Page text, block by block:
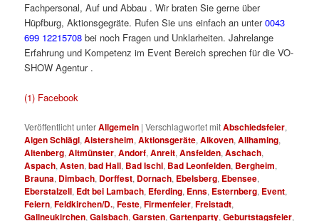
Fachpersonal, Auf und Abbau . Wir braten Sie gerne über
Hüpfburg, Aktionsgegräte. Rufen Sie uns einfach an unter0043
699 12215708 bei noch Fragen und Unklarheiten. Jahrelange
Erfahrung und Kompetenz im Event Bereich sprechen für die VO-
SHOW Agentur .
(1) Facebook
Veröffentlicht unterAllgemein |Verschlagwortet mitAbschiedsfeier,
Aigen Schlägl,Aistersheim,Aktionsgeräte,Alkoven,Allhaming,
Altenberg,Altmünster,Andorf,Anreit,Ansfelden,Aschach,
Aspach,Asten,bad Hall, Bad Ischl, Bad Leonfelden, Bergheim,
Brauna, Dimbach, Dorffest, Dornach, Ebelsberg, Ebensee,
Eberstalzell, Edt bei Lambach, Eferding, Enns, Esternberg, Event,
Feiern,Feldkirchen/D.,Feste,Firmenfeier,Freistadt,
Gallneukirchen,Galsbach,Garsten,Gartenparty,Geburtstagsfeier,